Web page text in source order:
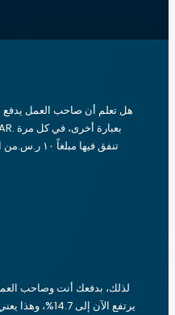
هل تعلم أن صاحب العمل
تنفق فيها
يرتفع الآن إلى